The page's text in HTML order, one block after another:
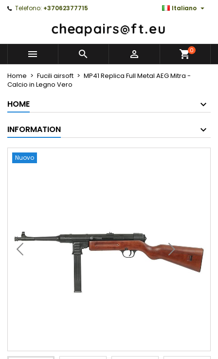
Telefono: +37062377715 Italiano 
   0
Home Fucili airsoft
MP41 Replica Full Metal AEG Mitra -
Calcio in Legno Vero
HOME
INFORMATION
Nuovo